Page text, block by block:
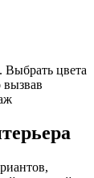
Выбрать цвета
вызвав